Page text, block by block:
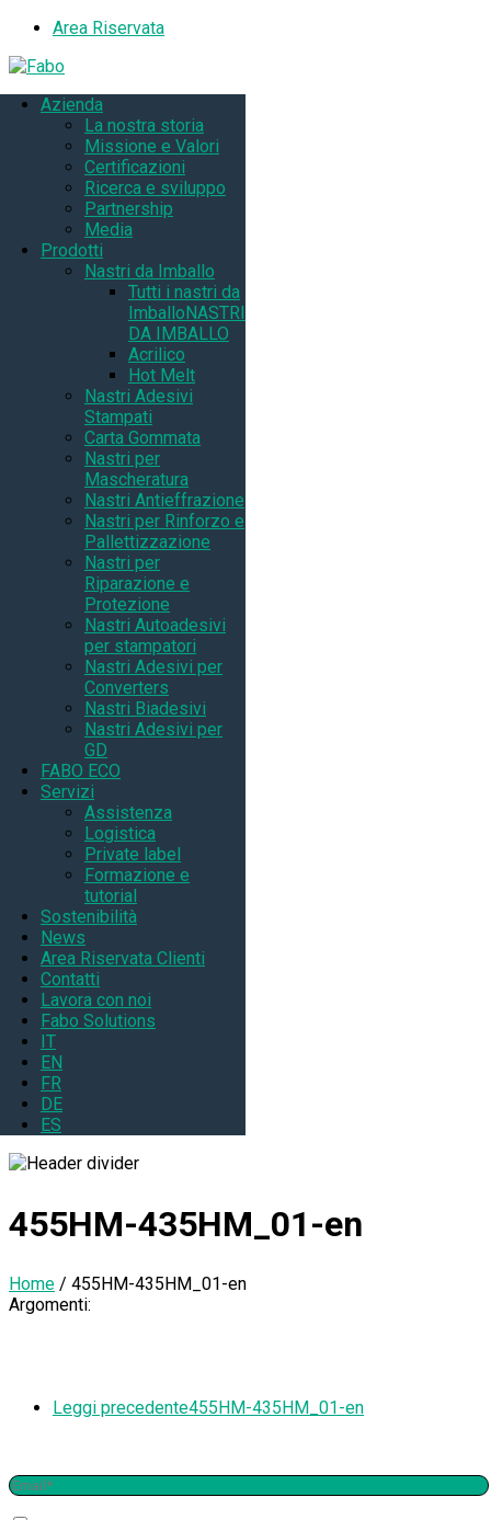
Area Riservata
Azienda
La nostra storia
Missione e Valori
Certificazioni
Ricerca e sviluppo
Partnership
Media
Prodotti
Nastri da Imballo
Tutti i nastri da
ImballoNASTRI
DA IMBALLO
Acrilico
Hot Melt
Nastri Adesivi
Stampati
Carta Gommata
Nastri per
Mascheratura
Nastri Antieffrazione
Nastri per Rinforzo e
Pallettizzazione
Nastri per
Riparazione e
Protezione
Nastri Autoadesivi
per stampatori
Nastri Adesivi per
Converters
Nastri Biadesivi
Nastri Adesivi per
GD
FABO ECO
Servizi
Assistenza
Logistica
Private label
Formazione e
tutorial
Sostenibilità
News
Area Riservata Clienti
Contatti
Lavora con noi
Fabo Solutions
IT
EN
FR
DE
ES
455HM-435HM_01-en
Home / 455HM-435HM_01-en
Argomenti:
Leggi precedente455HM-435HM_01-en